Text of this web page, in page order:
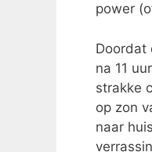
power
Doordat
na 11
strakke
op zon
naar